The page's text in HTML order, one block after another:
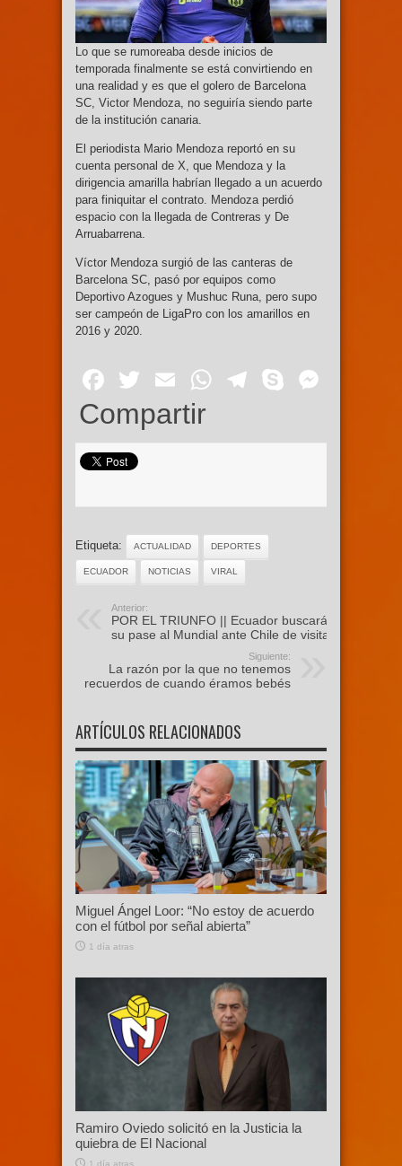
Lo que se rumoreaba desde inicios de
temporada finalmente se está convirtiendo en
una realidad y es que el golero de Barcelona
SC, Victor Mendoza, no seguiría siendo parte
de la institución canaria.
El periodista Mario Mendoza reportó en su
cuenta personal de X, que Mendoza y la
dirigencia amarilla habrían llegado a un acuerdo
para finiquitar el contrato. Mendoza perdió
espacio con la llegada de Contreras y De
Arruabarrena.
Víctor Mendoza surgió de las canteras de
Barcelona SC, pasó por equipos como
Deportivo Azogues y Mushuc Runa, pero supo
ser campeón de LigaPro con los amarillos en
2016 y 2020.
Facebook
Twitter
EmailWhatsApp
Telegram
Skype
Compartir
Etiqueta: ACTUALIDAD DEPORTES
ECUADOR NOTICIAS VIRAL
Anterior:
POR EL TRIUNFO || Ecuador buscará
su pase al Mundial ante Chile de visita
Siguiente:
La razón por la que no tenemos
recuerdos de cuando éramos bebés
ARTÍCULOS RELACIONADOS
Miguel Ángel Loor: “No estoy de acuerdo
con el fútbol por señal abierta”
1 día atras
Ramiro Oviedo solicitó en la Justicia la
quiebra de El Nacional